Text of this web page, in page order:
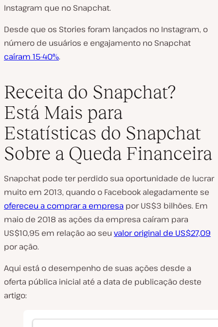
Instagram que no Snapchat.
Desde que os Stories foram lançados no Instagram, o
número de usuários e engajamento no Snapchat
caíram 15-40%.
Receita do Snapchat?
Está Mais para
Estatísticas do Snapchat
Sobre a Queda Financeira
Snapchat pode ter perdido sua oportunidade de lucrar
muito em 2013, quando o Facebook alegadamente se
ofereceu a comprar a empresa por US$3 bilhões. Em
maio de 2018 as ações da empresa caíram para
US$10,95 em relação ao seu valor original de US$27,09
por ação.
Aqui está o desempenho de suas ações desde a
oferta pública inicial até a data de publicação deste
artigo: